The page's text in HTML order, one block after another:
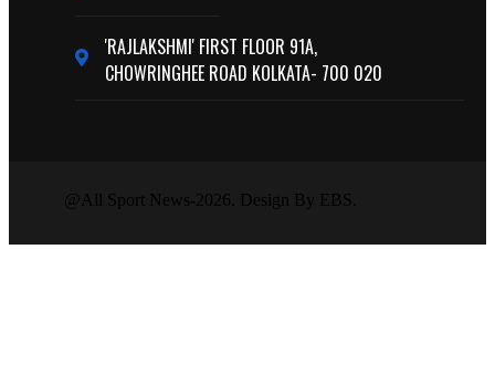
'RAJLAKSHMI' FIRST FLOOR 91A,
CHOWRINGHEE ROAD KOLKATA- 700 020
@All Sport News-2026. Design By EBS.